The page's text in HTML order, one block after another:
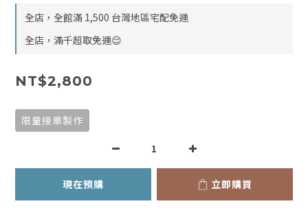
全店，全館滿 1,500 台灣地區宅配免運
全店，滿千超取免運😌
NT$2,800
限量接單製作
現在預購 立即購買